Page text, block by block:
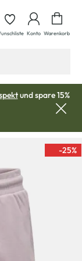
Konto Warenkorb
und spare 15%
-25%